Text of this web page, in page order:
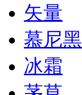
矢量
慕尼黑
冰霜